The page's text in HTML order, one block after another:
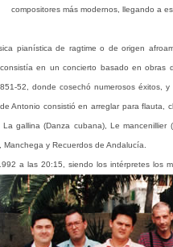
compositores más modernos, llegando a
pianística de ragtime o de origen
consistía en un concierto basado en obras
52, donde cosechó numerosos éxitos,
Antonio consistió en arreglar para flauta,
gallina (Danza cubana), Le
y Recuerdos de Andalucía.
a las 20:15, siendo los intérpretes los